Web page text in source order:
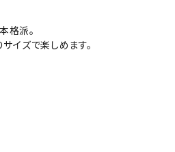
格派。
イズで楽しめます。